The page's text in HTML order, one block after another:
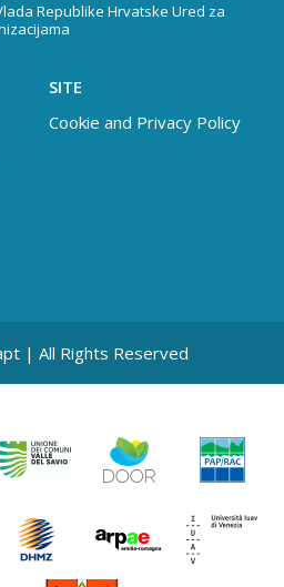
Republike Hrvatske Ured za
SITE
Cookie and Privacy Policy
| All Rights Reserved